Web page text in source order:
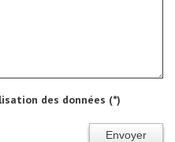
des données (*)
Envoyer